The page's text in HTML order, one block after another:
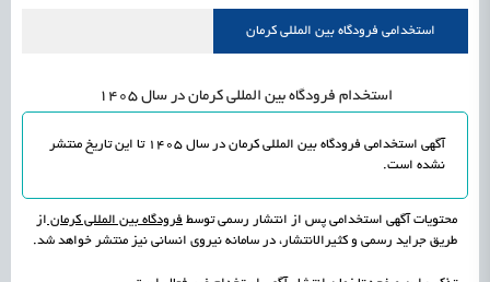
اشتغال و کارآفرینی رسیدن مجوز ایجاد «سندباکس» به نهادهای توسعه‌ای و صنفیاستخدامی فرودگاه بین المللی کرمان
استخدام فرودگاه بین المللی کرمان در سال 1405
آگهی استخدامی فرودگاه بین المللی کرمان در سال 1405 تا این تاریخ
منتشر
نشده است.
محتویات آگهی استخدامی پس از انتشار رسمی توسط فرودگاه بین المللی کرمان از
طریق جراید رسمی و کثیرالانتشار، در سامانه نیروی انسانی نیز منتشر خواهد شد.